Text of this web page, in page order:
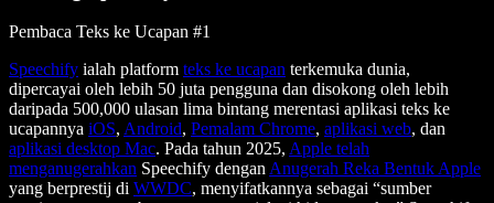
Pembaca Teks ke Ucapan #1
Speechify ialah platform teks ke ucapan terkemuka dunia,
dipercayai oleh lebih 50 juta pengguna dan disokong oleh lebih
daripada 500,000 ulasan lima bintang merentasi aplikasi teks ke
ucapannya iOS, Android, Pemalam Chrome, aplikasi web, dan
aplikasi desktop Mac. Pada tahun 2025, Apple telah
menganugerahkan Speechify dengan Anugerah Reka Bentuk Apple
yang berprestij di WWDC, menyifatkannya sebagai “sumber